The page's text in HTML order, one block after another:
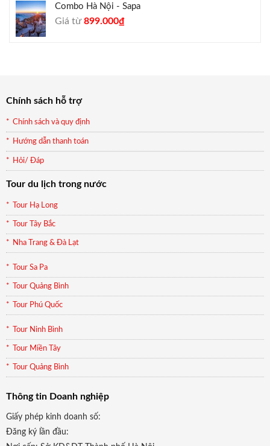
Combo Hà Nội - Sapa
Giá từGiá
899.000₫Giá
Chính sách hỗ trợ
Chính sách và quy định
Hướng dẫn thanh toán
Hỏi/ Đáp
Tour du lịch trong nước
Tour Hạ Long
Tour Tây Bắc
Nha Trang & Đà Lạt
Tour Sa Pa
Tour Quảng Bình
Tour Phú Quốc
Tour Ninh Bình
Tour Miền Tây
Tour Quảng Bình
Thông tin Doanh nghiệp
Giấy phép kinh doanh số:
Đăng ký lần đầu: